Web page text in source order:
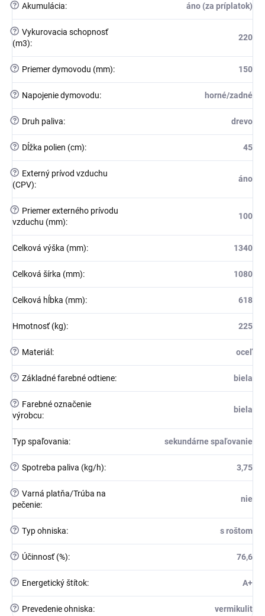
? Akumulácia: áno (za príplatok)
? Vykurovacia schopnosť
(m3):
220
? Priemer dymovodu (mm): 150
? Napojenie dymovodu: horné/zadné
? Druh paliva: drevo
? Dĺžka polien (cm): 45
?
Externý prívod vzduchu
(CPV):
áno
?
Priemer externého prívodu
vzduchu (mm):
100
Celková výška (mm): 1340
Celková šírka (mm): 1080
Celková hĺbka (mm): 618
Hmotnosť (kg): 225
? Materiál : oceľ
? Základné farebné odtiene: biela
?
Farebné označenie
výrobcu:
biela
Typ spaľovania: sekundárne spaľovanie
? Spotreba paliva (kg/h): 3,75
? Varná platňa/Trúba na
pečenie:
nie
? Typ ohniska: s roštom
? Účinnosť (%): 76,6
? Energetický štítok: A+
? Prevedenie ohniska: vermikulit